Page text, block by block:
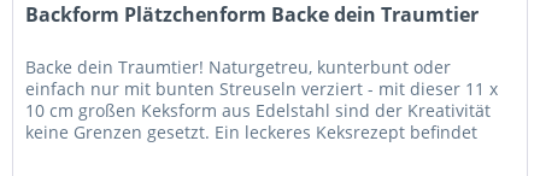
Backform Plätzchenform Backe dein Traumtier
Backe dein Traumtier! Naturgetreu, kunterbunt oder
einfach nur mit bunten Streuseln verziert - mit dieser 11 x
10 cm großen Keksform aus Edelstahl sind der Kreativität
keine Grenzen gesetzt. Ein leckeres Keksrezept befindet